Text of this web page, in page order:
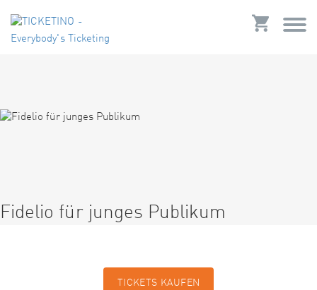
Fidelio für junges Publikum
TICKETS KAUFEN